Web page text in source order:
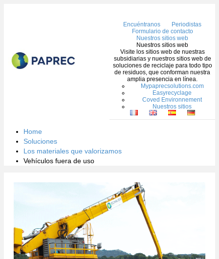
Encuéntranos
Periodistas
Formulario de contacto
Nuestros sitios web
Nuestros sitios web
Visite los sitios web de nuestras
subsidiarias y nuestros sitios web de
soluciones de reciclaje para todo tipo
de residuos, que conforman nuestra
amplia presencia en línea.
Mypaprecsolutions.com
Easyrecyclage
Coved Environnement
Nuestros sitios
Home
Soluciones
Los materiales que valorizamos
Vehículos fuera de uso